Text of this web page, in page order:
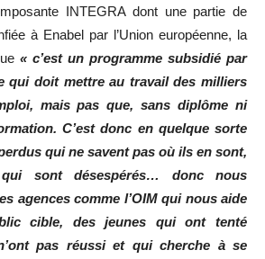
INTEGRA dont une partie de
à Enabel par l’Union européenne, la
« c’est un programme subsidié par
qui doit mettre au travail des milliers
mais pas que, sans diplôme ni
C’est donc en quelque sorte
qui ne savent pas où ils en sont,
sont désespérés… donc nous
agences comme l’OIM qui nous aide
cible, des jeunes qui ont tenté
pas réussi et qui cherche à se